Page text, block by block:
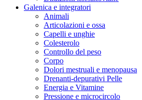
Galenica e integratori
Animali
Articolazioni e ossa
Capelli e unghie
Colesterolo
Controllo del peso
Corpo
Dolori mestruali e menopausa
Drenanti-depurativi Pelle
Energia e Vitamine
Pressione e microcircolo